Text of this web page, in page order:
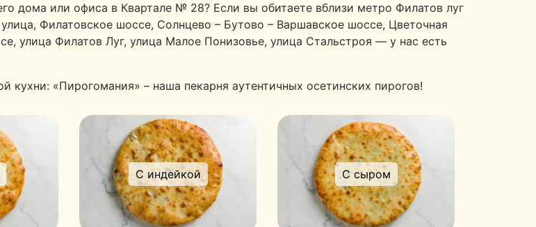
дома или офиса в Квартале № 28? Если вы обитаете вблизи метро Филатов луг
Филатовское шоссе, Солнцево – Бутово – Варшавское шоссе, Цветочная
улица Филатов Луг, улица Малое Понизовье, улица Стальстроя — у нас есть
кухни: «Пирогомания» – наша пекарня аутентичных осетинских пирогов!
С индейкой С сыром